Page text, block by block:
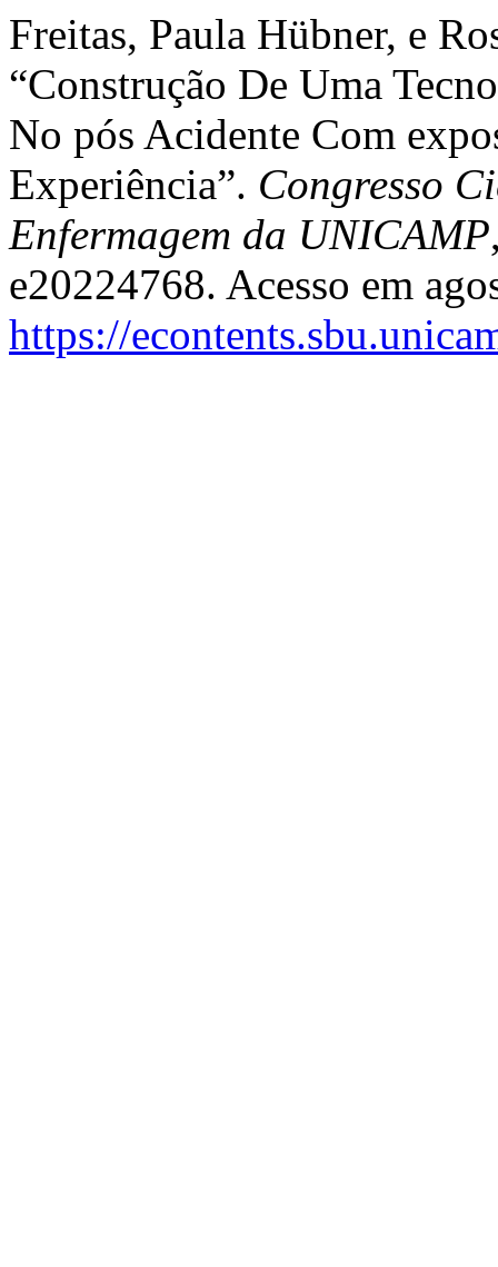
Freitas, Paula Hübner, e
“Construção De Uma
No pós Acidente Com
Experiência”. Congresso
Enfermagem da UNICAMP
e20224768. Acesso em
https://